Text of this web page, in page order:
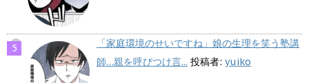
「家庭環境のせいですね」娘の生理を笑う塾講
師…親を呼びつけ言... 投稿者: yuiko